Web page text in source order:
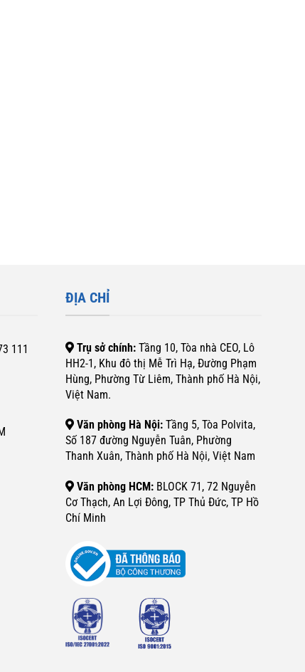
111
ĐỊA CHỈ
Trụ sở chính:Tầng 10, Tòa nhà CEO, Lô
HH2-1, Khu đô thị Mễ Trì Hạ, Đường Phạm
Hùng, Phường Từ Liêm, Thành phố Hà Nội,
Việt Nam.
Văn phòng Hà Nội:Tầng 5, Tòa Polvita,
Số 187 đường Nguyễn Tuân, Phường
Thanh Xuân, Thành phố Hà Nội, Việt Nam
Văn phòng HCM: BLOCK 71, 72 Nguyễn
Cơ Thạch, An Lợi Đông, TP Thủ Đức, TP Hồ
Chí Minh